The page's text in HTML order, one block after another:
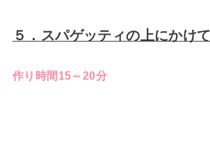
５．スパゲッティの上にかけ
作り時間15～20分